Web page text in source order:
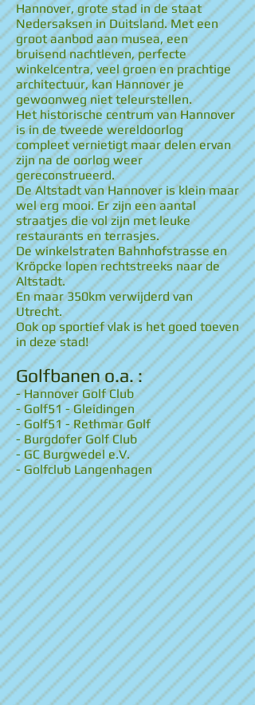
Hannover, grote stad in de staat
Nedersaksen in Duitsland. Met een
groot aanbod aan musea, een
bruisend nachtleven, perfecte
winkelcentra, veel groen en prachtige
architectuur, kan Hannover je
gewoonweg niet teleurstellen.
Het historische centrum van Hannover
is in de tweede wereldoorlog
compleet vernietigt maar delen ervan
zijn na de oorlog weer
gereconstrueerd.
De Altstadt van Hannover is klein maar
wel erg mooi. Er zijn een aantal
straatjes die vol zijn met leuke
restaurants en terrasjes.
De winkelstraten Bahnhofstrasse en
Kröpcke lopen rechtstreeks naar de
Altstadt.
En maar 350km verwijderd van
Utrecht.
Ook op sportief vlak is het goed toeven
in deze stad!
Golfbanen o.a. :
- Hannover Golf Club
- Golf51 - Gleidingen
- Golf51 - Rethmar Golf
- Burgdofer Golf Club
- GC Burgwedel e.V.
- Golfclub Langenhagen